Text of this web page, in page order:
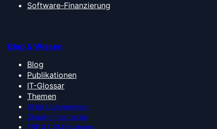
Software-Finanzierung
Blog & Wissen
Blog
Publikationen
IT-Glossar
Themen
KI für Unternehmen
Cloud-Infrastruktur
ERP & CRM-Systeme